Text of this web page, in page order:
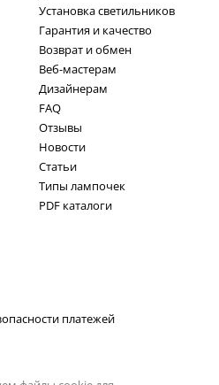
Установка светильников
Гарантия и качество
Возврат и обмен
Веб-мастерам
Дизайнерам
FAQ
Отзывы
Новости
Статьи
Типы лампочек
PDF каталоги
платежей